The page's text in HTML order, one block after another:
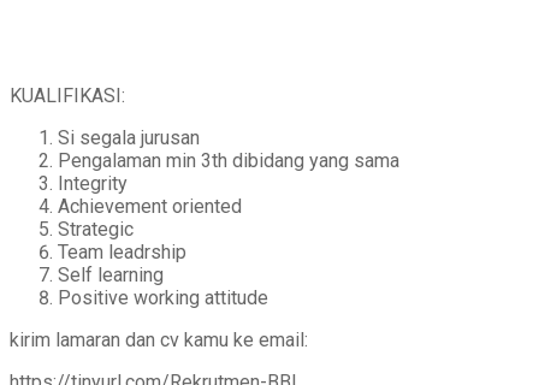
KUALIFIKASI:
Si segala jurusan
Pengalaman min 3th dibidang yang sama
Integrity
Achievement oriented
Strategic
Team leadrship
Self learning
Positive working attitude
kirim lamaran dan cv kamu ke email: